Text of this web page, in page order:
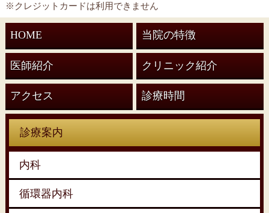
※クレジットカードは利用できません
HOME 当院の特徴
医師紹介 クリニック紹介
アクセス 診療時間
診療案内
内科
循環器内科